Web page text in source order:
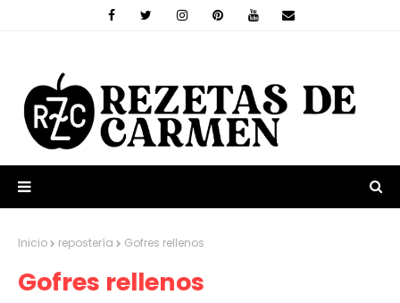
Inicio repostería Gofres rellenos
Gofres rellenos